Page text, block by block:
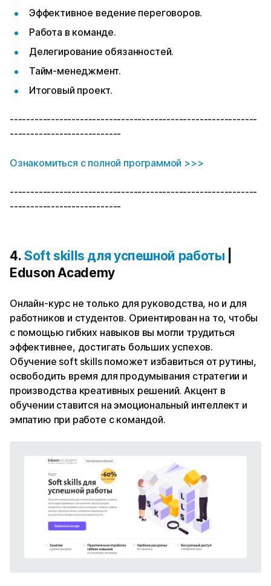
Эффективное ведение переговоров.
Работа в команде.
Делегирование обязанностей.
Тайм-менеджмент.
Итоговый проект.
------------------------------------------------------------
---------------------------
Ознакомиться с полной программой >>>
------------------------------------------------------------
---------------------------
4. Soft skills для успешной работы
Eduson Academy
Онлайн-курс не только для руководства, но и для
работников и студентов. Ориентирован на то, чтобы
с помощью гибких навыков вы могли трудиться
эффективнее, достигать больших успехов.
Обучение soft skills поможет избавиться от рутины,
освободить время для продумывания стратегии и
производства креативных решений. Акцент в
обучении ставится на эмоциональный интеллект и
эмпатию при работе с командой.